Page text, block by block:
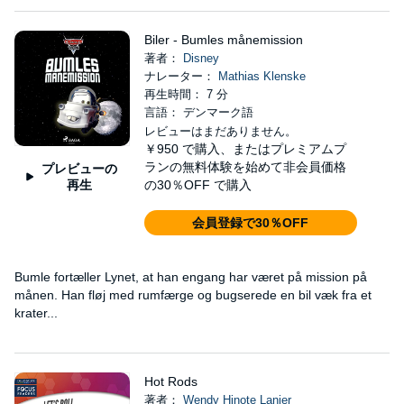
プレビューの
再生
Biler - Bumles månemission
著者：
Disney
ナレーター：
Mathias Klenske
再生時間： 7 分
言語： デンマーク語
レビューはまだありません。
￥950 で購入、またはプレミアムプ
ランの無料体験を始めて非会員価格
の30％OFF で購入
会員登録で30％OFF
Bumle fortæller Lynet, at han engang har været på mission på
månen. Han fløj med rumfærge og bugserede en bil væk fra et
krater...
Hot Rods
著者： Wendy Hinote Lanier